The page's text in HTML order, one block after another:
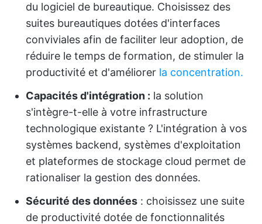
du logiciel de bureautique. Choisissez des
suites bureautiques dotées d'interfaces
conviviales afin de faciliter leur adoption, de
réduire le temps de formation, de stimuler la
productivité et d'améliorer la concentration.
Capacités d'intégration : la solution
s'intègre-t-elle à votre infrastructure
technologique existante ? L'intégration à vos
systèmes backend, systèmes d'exploitation
et plateformes de stockage cloud permet de
rationaliser la gestion des données.
Sécurité des données : choisissez une suite
de productivité dotée de fonctionnalités